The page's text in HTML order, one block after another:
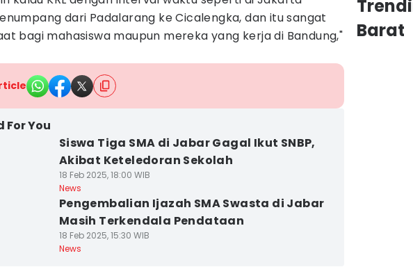
dari Padalarang ke Cicalengka, dan itu sangat
bagi mahasiswa maupun mereka yang kerja di Bandung,"
For You
Siswa Tiga SMA di Jabar Gagal Ikut SNBP,
Akibat Keteledoran Sekolah
18 Feb 2025, 18:00 WIB
News
Pengembalian Ijazah SMA Swasta di Jabar
Masih Terkendala Pendataan
18 Feb 2025, 15:30 WIB
News
Barat